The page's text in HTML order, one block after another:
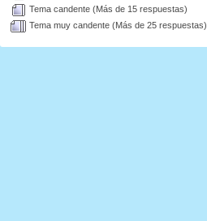
Tema candente (Más de 15 respuestas)
Tema muy candente (Más de 25 respuestas)